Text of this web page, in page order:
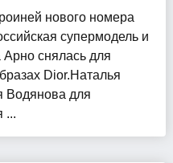
нового номера
супермодель и
снялась для
Dior.Наталья
Водянова для
...